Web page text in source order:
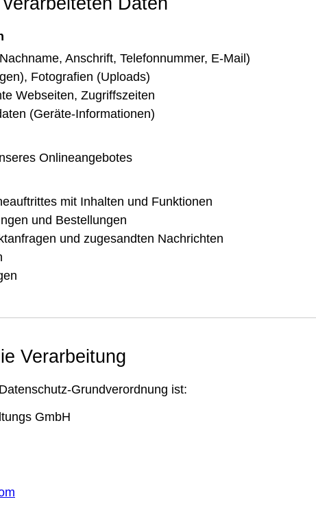
Anschrift, Telefonnummer, E-Mail)
Fotografien (Uploads)
Webseiten, Zugriffszeiten
(Geräte-Informationen)
Onlineangebotes
mit Inhalten und Funktionen
und Bestellungen
und zugesandten Nachrichten
Verarbeitung
Grundverordnung ist:
GmbH